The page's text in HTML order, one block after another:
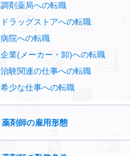
調剤薬局への転職
ドラッグストアへの転職
病院への転職
企業(メーカー・卸)への転職
治験関連の仕事への転職
希少な仕事への転職
薬剤師の雇用形態